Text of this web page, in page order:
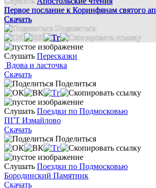
Первое послание к Коринфянам святого
Скачать
Поделиться
Слушать Пересказки
Вдова и ласточка
Скачать
Поделиться
Слушать Поездки по Подмосковью
ПГТ Измайлово
Скачать
Поделиться
Слушать Поездки по Подмосковью
Бородинский Памятник
Скачать